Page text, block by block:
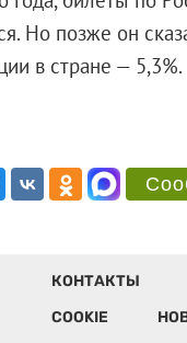
Но позже он
в стране —
КОНТАКТЫ
COOKIE